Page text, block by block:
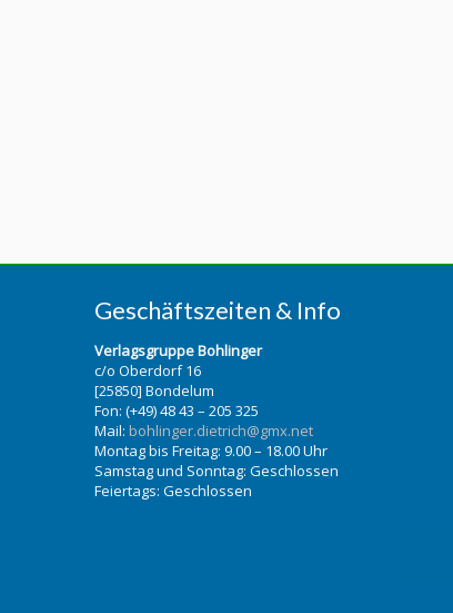
Geschäftszeiten & Info
Verlagsgruppe Bohlinger
c/o Oberdorf 16
[25850] Bondelum
Fon: (+49) 48 43 – 205 325
Mail: bohlinger.dietrich@gmx.net
Montag bis Freitag: 9.00 – 18.00 Uhr
Samstag und Sonntag: Geschlossen
Feiertags: Geschlossen